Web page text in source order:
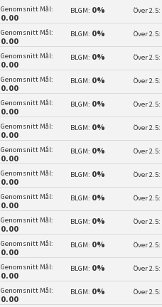
Genomsnitt Mål:
0.00
BLGM: 0% Över 2.5:
Genomsnitt Mål:
0.00
BLGM: 0% Över 2.5:
Genomsnitt Mål:
0.00
BLGM: 0% Över 2.5:
Genomsnitt Mål:
0.00
BLGM: 0% Över 2.5:
Genomsnitt Mål:
0.00
BLGM: 0% Över 2.5:
Genomsnitt Mål:
0.00
BLGM: 0% Över 2.5:
Genomsnitt Mål:
0.00
BLGM: 0% Över 2.5:
Genomsnitt Mål:
0.00
BLGM: 0% Över 2.5:
Genomsnitt Mål:
0.00
BLGM: 0% Över 2.5:
Genomsnitt Mål:
0.00
BLGM: 0% Över 2.5:
Genomsnitt Mål:
0.00
BLGM: 0% Över 2.5:
Genomsnitt Mål:
0.00
BLGM: 0% Över 2.5:
Genomsnitt Mål:
0.00
BLGM: 0% Över 2.5: